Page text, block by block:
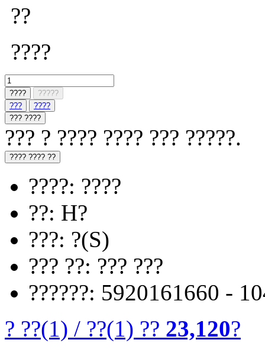
??
????
????
?????
???
????
??? ????
??? ? ???? ???? ??? ?????.
???? ???? ??
????: ????
??: H?
???: ?(S)
??? ??: ??? ???
??????: 5920161660 -
? ??(1) / ??(1) ?? 23,120?